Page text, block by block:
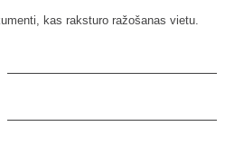
kas raksturo ražošanas vietu.